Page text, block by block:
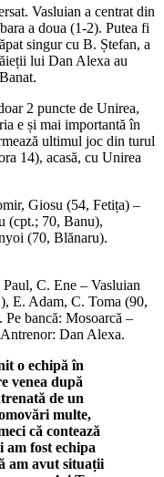
Vasluian a centrat din
a doua (1-2). Putea fi
singur cu B. Ștefan, a
lui Dan Alexa au
2 puncte de Unirea,
e și mai importantă în
ultimul joc din turul
14), acasă, cu Unirea
Giosu (54, Fetița) –
(cpt.; 70, Banu),
(70, Blănaru).
C. Ene – Vasluian
E. Adam, C. Toma (90,
bancă: Mosoarcă –
Dan Alexa.
o echipă în
venea după
de un
multe,
că contează
am fost echipa
am avut situații